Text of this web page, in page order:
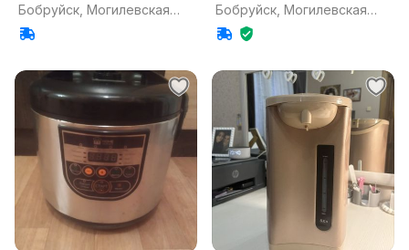
Бобруйск, Могилевская
обл.
Бобруйск, Могилевская
обл.